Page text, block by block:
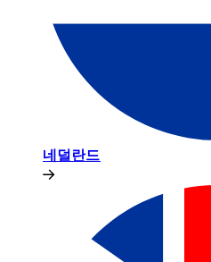
네덜란드​​